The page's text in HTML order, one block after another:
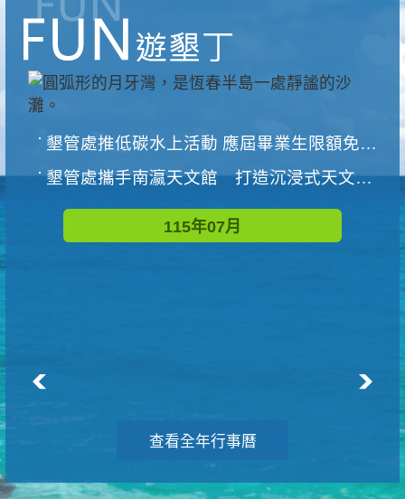
墾管處推低碳水上活動 應屆畢業生限額免費參加
墾管處攜手南瀛天文館 打造沉浸式天文探索營隊
115年07月
查看全年行事曆